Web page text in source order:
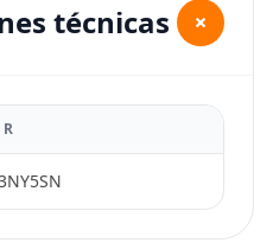
técnicas +